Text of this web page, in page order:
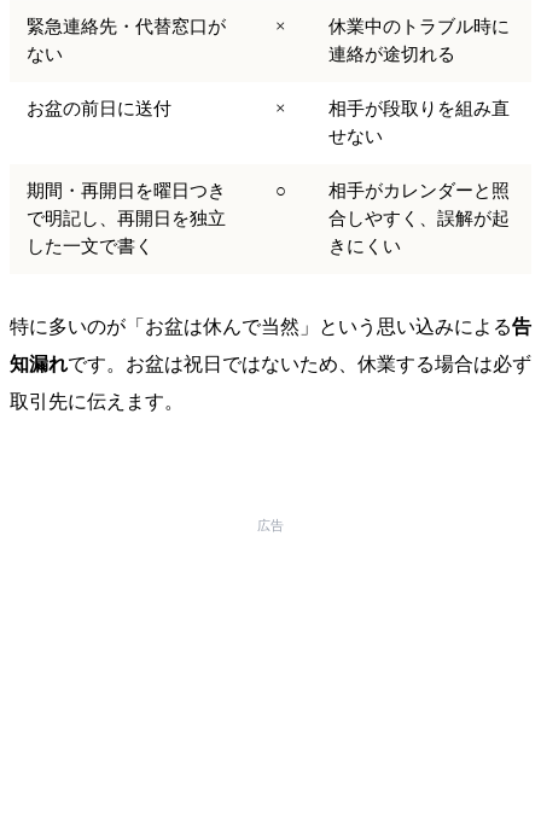
緊急連絡先・代替窓口が
ない
×
休業中のトラブル時に
連絡が途切れる
お盆の前日に送付 ×
相手が段取りを組み直
せない
期間・再開日を曜日つき
で明記し、再開日を独立
した一文で書く
○
相手がカレンダーと照
合しやすく、誤解が起
きにくい
特に多いのが「お盆は休んで当然」という思い込みによる告
知漏れです。お盆は祝日ではないため、休業する場合は必ず
取引先に伝えます。
広告